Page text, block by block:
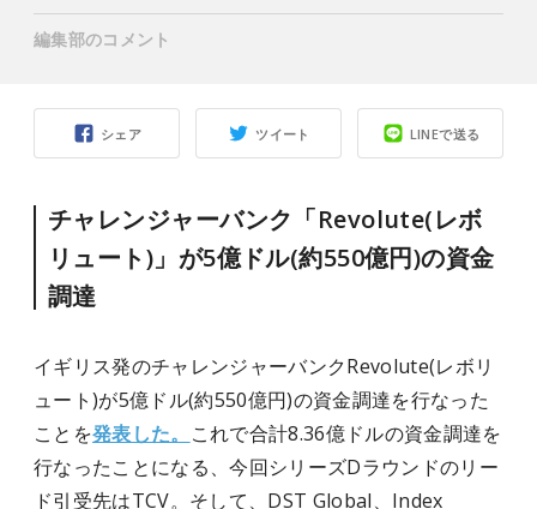
シェア ツイート LINEで送る
チャレンジャーバンク「Revolute(レボ
リュート)」が5億ドル(約550億円)の資金
調達
イギリス発のチャレンジャーバンクRevolute(レボリ
ュート)が5億ドル(約550億円)の資金調達を行なった
ことを発表した。 これで合計8.36億ドルの資金調達を
行なったことになる、今回シリーズDラウンドのリー
ド引受先はTCV。そして、DST Global、Index
編集部のコメント